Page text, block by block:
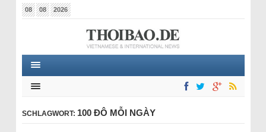
08 08 2026
SCHLAGWORT: 100 ĐÔ MỖI NGÀY